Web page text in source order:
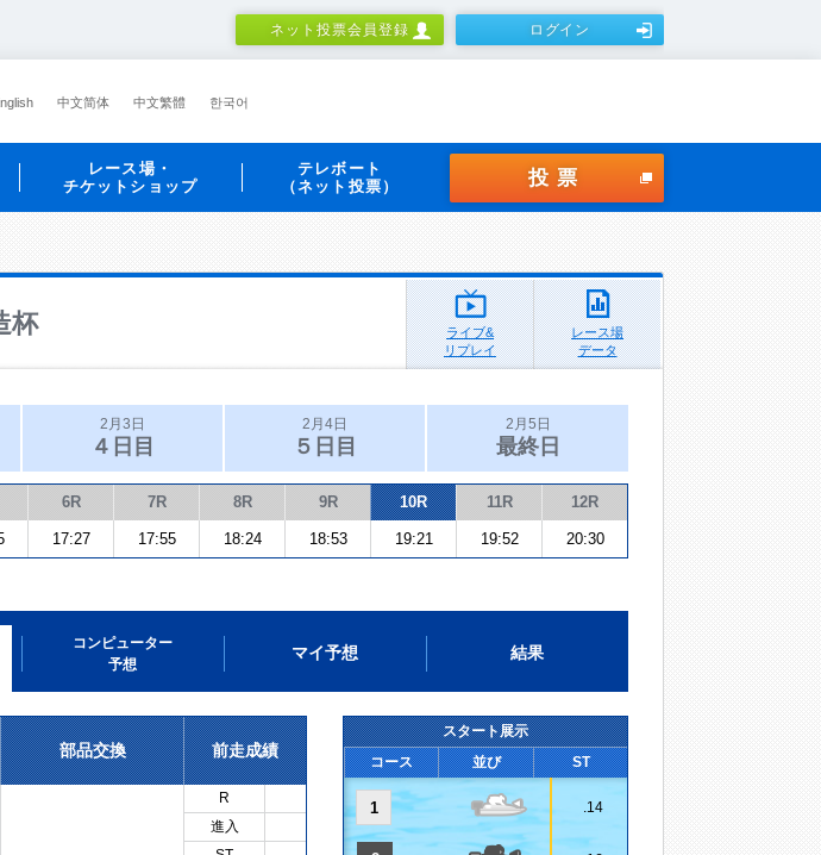
ネット投票会員登録 ログイン
中文简体 中文繁體 한국어
レース場・
チケットショップ
テレボート
（ネット投票）
投票
杯
ライブ&
リプレイ
レース場
データ
2月3日
４日目
2月4日
５日目
2月5日
最終日
6R 7R 8R 9R 10R 11R 12R
17:27 17:55 18:24 18:53 19:21 19:52 20:30
コンピューター
予想
マイ予想 結果
部品交換
前走成績
R
進入
スタート展示
コース
並び ST
1 .14